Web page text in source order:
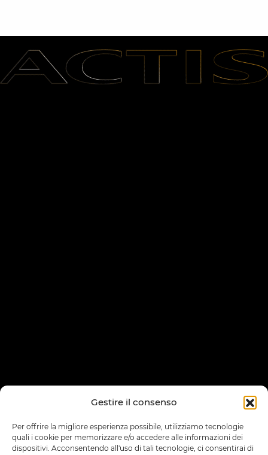
Gestire il consenso
Per offrire la migliore esperienza possibile, utilizziamo tecnologie
quali i cookie per memorizzare e/o accedere alle informazioni dei
dispositivi. Acconsentendo all'uso di tali tecnologie, ci consentirai di